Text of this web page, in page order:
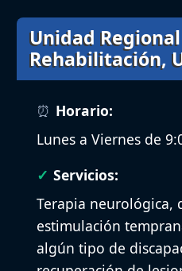
Unidad
Rehabilitación,
Horario:
Lunes a Viernes de
Servicios:
Terapia neurológica,
estimulación
algún tipo de